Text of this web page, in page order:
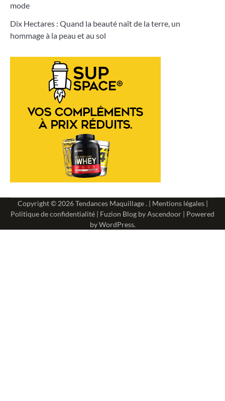
mode
Dix Hectares : Quand la beauté naît de la terre, un
hommage à la peau et au sol
Copyright © 2026Tendances Maquillage. | Mentions légales|
Politique de confidentialité | Fuzion Blog byAscendoor | Powered
byWordPress.